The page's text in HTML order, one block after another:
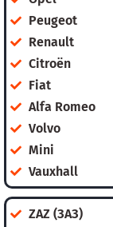
Peugeot
Renault
Citroën
Fiat
Alfa Romeo
Volvo
Mini
Vauxhall
ZAZ (ЗАЗ)